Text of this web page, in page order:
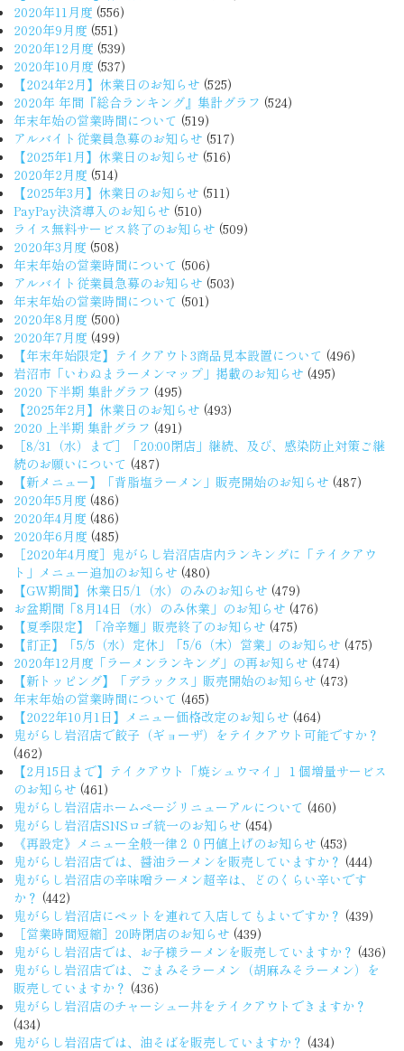
2020年11月度 (556)
2020年9月度 (551)
2020年12月度 (539)
2020年10月度 (537)
【2024年2月】休業日のお知らせ (525)
2020年 年間『総合ランキング』集計グラフ (524)
年末年始の営業時間について (519)
アルバイト従業員急募のお知らせ (517)
【2025年1月】休業日のお知らせ (516)
2020年2月度 (514)
【2025年3月】休業日のお知らせ (511)
PayPay決済導入のお知らせ (510)
ライス無料サービス終了のお知らせ (509)
2020年3月度 (508)
年末年始の営業時間について (506)
アルバイト従業員急募のお知らせ (503)
年末年始の営業時間について (501)
2020年8月度 (500)
2020年7月度 (499)
【年末年始限定】テイクアウト3商品見本設置について (496)
岩沼市「いわぬまラーメンマップ」掲載のお知らせ (495)
2020 下半期 集計グラフ (495)
【2025年2月】休業日のお知らせ (493)
2020 上半期 集計グラフ (491)
［8/31（水）まで］「20:00閉店」継続、及び、感染防止対策ご継
続のお願いについて (487)
【新メニュー】「背脂塩ラーメン」販売開始のお知らせ (487)
2020年5月度 (486)
2020年4月度 (486)
2020年6月度 (485)
［2020年4月度］鬼がらし岩沼店店内ランキングに「テイクアウ
ト」メニュー追加のお知らせ (480)
【GW期間】休業日5/1（水）のみのお知らせ (479)
お盆期間「8月14日（水）のみ休業」のお知らせ (476)
【夏季限定】「冷辛麺」販売終了のお知らせ (475)
【訂正】「5/5（水）定休」「5/6（木）営業」のお知らせ (475)
2020年12月度「ラーメンランキング」の再お知らせ (474)
【新トッピング】「デラックス」販売開始のお知らせ (473)
年末年始の営業時間について (465)
【2022年10月1日】メニュー価格改定のお知らせ (464)
鬼がらし岩沼店で餃子（ギョーザ）をテイクアウト可能ですか？
(462)
【2月15日まで】テイクアウト「焼シュウマイ」１個増量サービス
のお知らせ (461)
鬼がらし岩沼店ホームページリニューアルについて (460)
鬼がらし岩沼店SNSロゴ統一のお知らせ (454)
《再設定》メニュー全般一律２０円値上げのお知らせ (453)
鬼がらし岩沼店では、醤油ラーメンを販売していますか？ (444)
鬼がらし岩沼店の辛味噌ラーメン超辛は、どのくらい辛いです
か？ (442)
鬼がらし岩沼店にペットを連れて入店してもよいですか？ (439)
［営業時間短縮］20時閉店のお知らせ (439)
鬼がらし岩沼店では、お子様ラーメンを販売していますか？ (436)
鬼がらし岩沼店では、ごまみそラーメン（胡麻みそラーメン）を
販売していますか？ (436)
鬼がらし岩沼店のチャーシュー丼をテイクアウトできますか？
(434)
鬼がらし岩沼店では、油そばを販売していますか？ (434)